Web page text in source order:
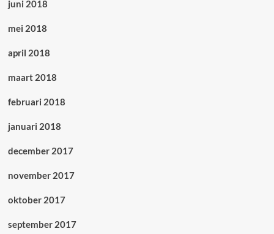
juni 2018
mei 2018
april 2018
maart 2018
februari 2018
januari 2018
december 2017
november 2017
oktober 2017
september 2017